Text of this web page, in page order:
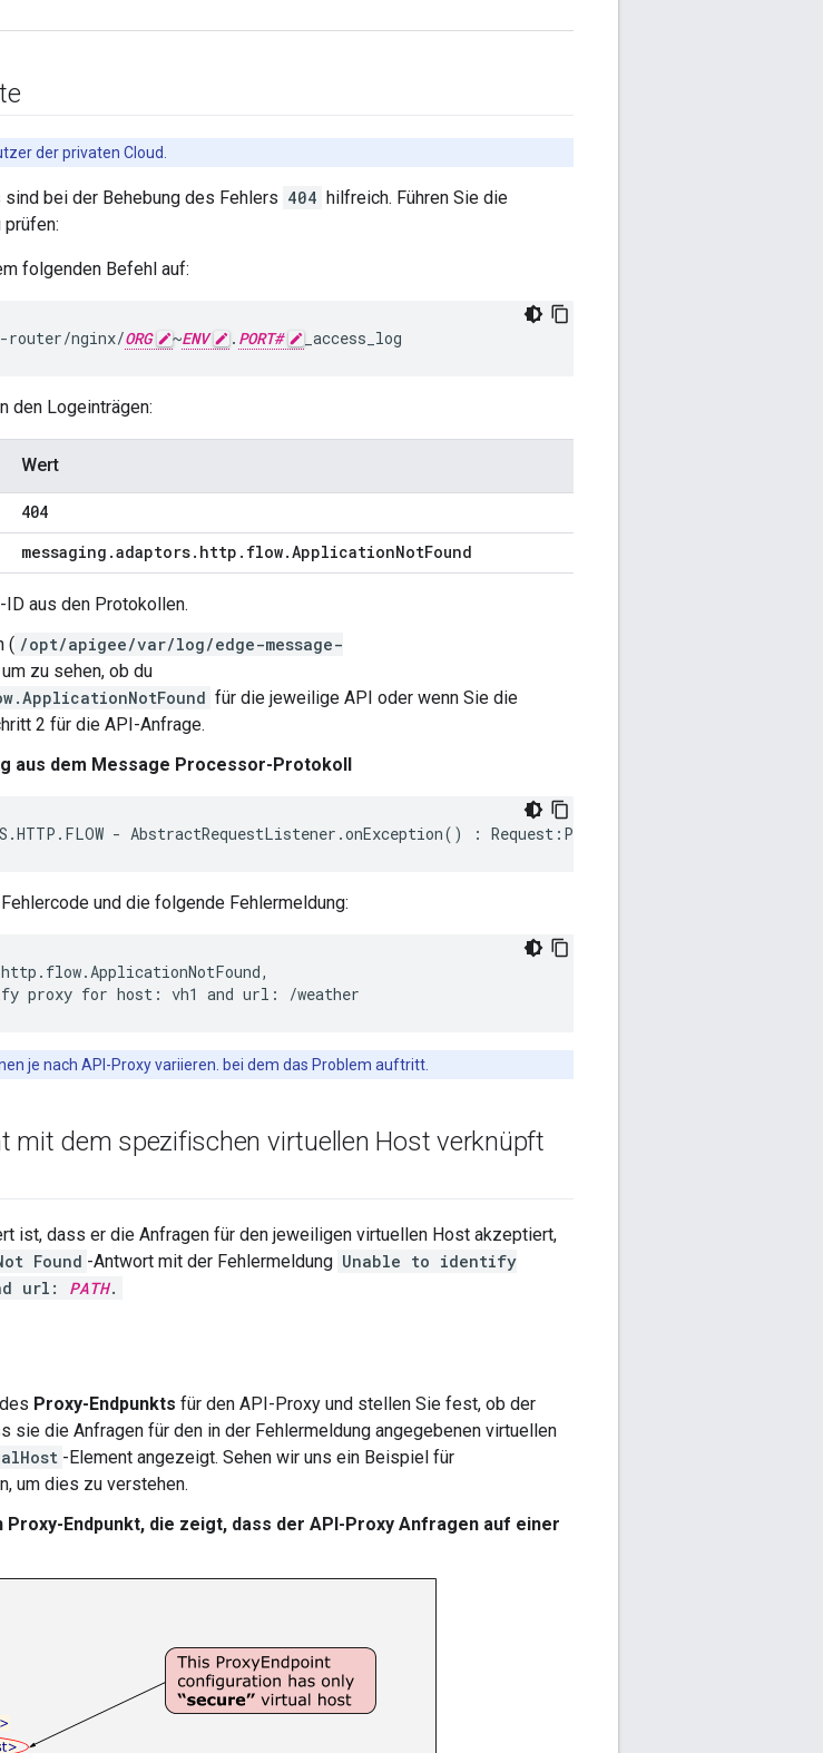
der privaten Cloud.
bei der Behebung des Fehlers 404 hilfreich. Führen Sie die
folgenden Befehl auf:
router/nginx/ORG ~ENV . PORT# _access_log
den Logeinträgen:
Wert
404
messaging .adaptors. http . flow.ApplicationNotFound
aus den Protokollen.
( /opt/apigee/var/log/edge-message-
um zu sehen, ob du
für die jeweilige API oder wenn Sie die
2 für die API-Anfrage.
aus dem Message Processor-Protokoll
.HTTP . FLOW - AbstractRequestListener .onException() : Request : POST
und die folgende Fehlermeldung:
proxy for host: vh1 and url: /weather
je nach API-Proxy variieren. bei dem das Problem auftritt.
mit dem spezifischen virtuellen Host verknüpft
ist, dass er die Anfragen für den jeweiligen virtuellen Host akzeptiert,
Found -Antwort mit der Fehlermeldung Unable to identify
url: PATH.
Proxy-Endpunkts für den API-Proxy und stellen Sie fest, ob der
sie die Anfragen für den in der Fehlermeldung angegebenen virtuellen
-Element angezeigt. Sehen wir uns ein Beispiel für
um dies zu verstehen.
Endpunkt, die zeigt, dass der API-Proxy Anfragen auf einer